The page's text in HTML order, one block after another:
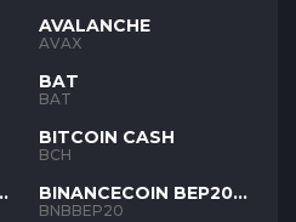
AVALANCHE
AVAX
BAT
BAT
BITCOIN CASH
BCH
BINANCECOIN BEP20
BNB
BNBBEP20